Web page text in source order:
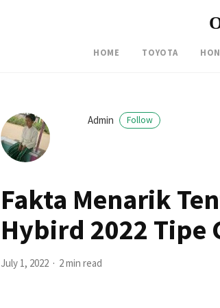
HOME TOYOTA
Admin Follow
Fakta Menarik
Hybird 2022 Tipe
July 1, 2022 2 min read